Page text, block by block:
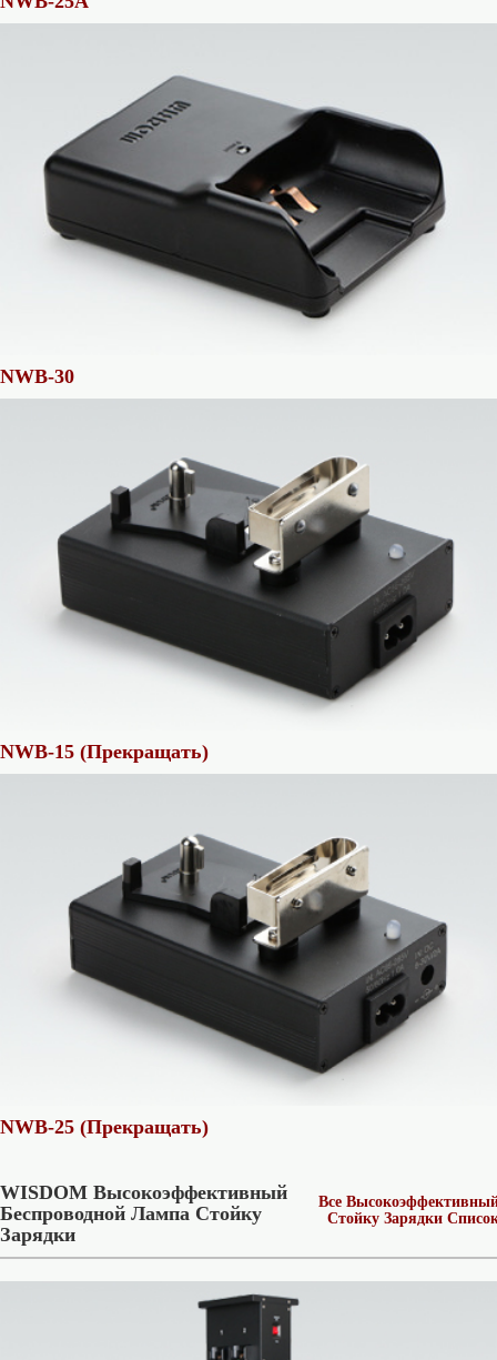
NWB-30
NWB-15 (Прекращать)
NWB-25 (Прекращать)
WISDOM Высокоэффективный
Беспроводной Лампа Стойку
Зарядки
Все
Стойку Зарядки